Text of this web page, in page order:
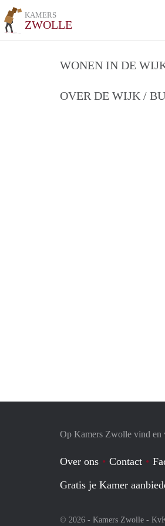
KAMERS
ZWOLLE
WONEN IN DE
OVER DE WIJK /
Op Kamers Zwolle vind en
Over ons Contact
Gratis je Kamer
© 2026 - Kamers Zwolle -